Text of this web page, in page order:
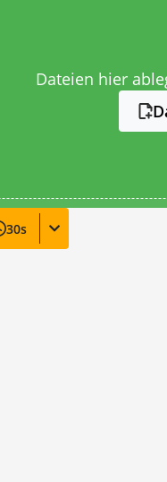
Dateien hier
30s